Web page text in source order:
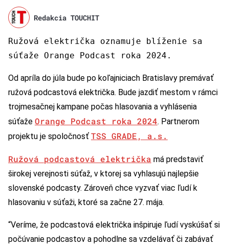
Redakcia TOUCHIT
Ružová električka oznamuje blíženie sa
súťaže Orange Podcast roka 2024.
Od apríla do júla bude po koľajniciach Bratislavy premávať
ružová podcastová električka. Bude jazdiť mestom v rámci
trojmesačnej kampane počas hlasovania a vyhlásenia
súťaže Orange Podcast roka 2024. Partnerom
projektu je spoločnosť TSS GRADE, a.s.
Ružová podcastová električka má predstaviť
širokej verejnosti súťaž, v ktorej sa vyhlasujú najlepšie
slovenské podcasty. Zároveň chce vyzvať viac ľudí k
hlasovaniu v súťaži, ktoré sa začne 27. mája.
“Veríme, že podcastová električka inšpiruje ľudí vyskúšať si
počúvanie podcastov a pohodlne sa vzdelávať či zabávať